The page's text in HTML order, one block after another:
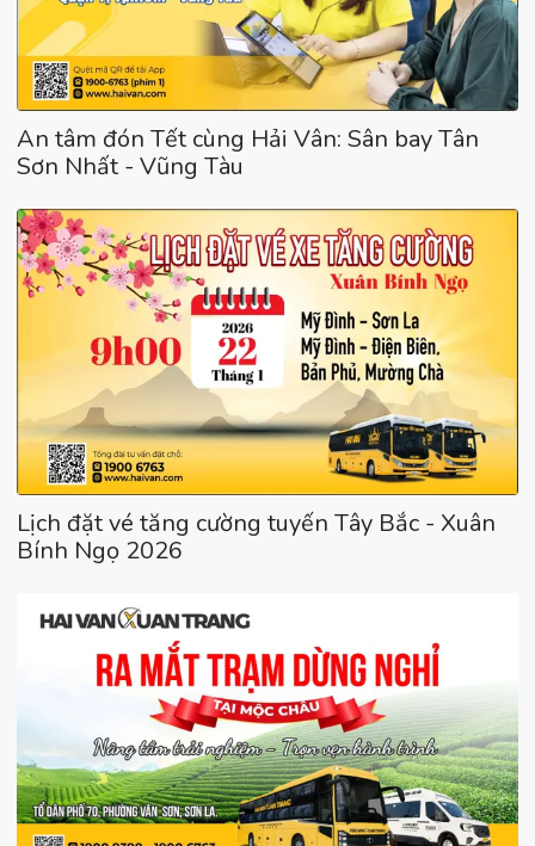
An tâm đón Tết cùng Hải Vân: Sân bay Tân
Sơn Nhất - Vũng Tàu
Lịch đặt vé tăng cường tuyến Tây Bắc - Xuân
Bính Ngọ 2026